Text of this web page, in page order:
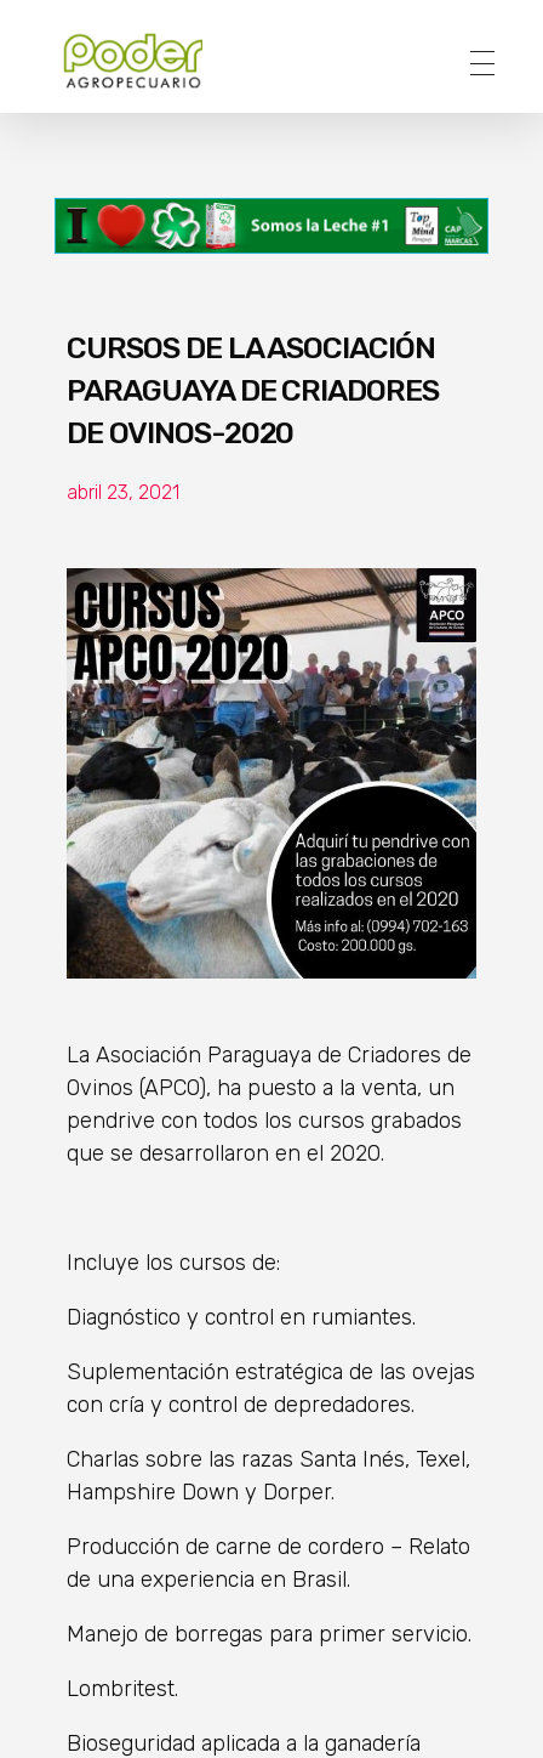
CURSOS DE LA ASOCIACIÓN
PARAGUAYA DE CRIADORES
DE OVINOS-2020
abril 23, 2021
La Asociación Paraguaya de Criadores de
Ovinos (APCO), ha puesto a la venta, un
pendrive con todos los cursos grabados
que se desarrollaron en el 2020.
Incluye los cursos de:
Diagnóstico y control en rumiantes.
Suplementación estratégica de las ovejas
con cría y control de depredadores.
Charlas sobre las razas Santa Inés, Texel,
Hampshire Down y Dorper.
Producción de carne de cordero – Relato
de una experiencia en Brasil.
Manejo de borregas para primer servicio.
Lombritest.
Bioseguridad aplicada a la ganadería